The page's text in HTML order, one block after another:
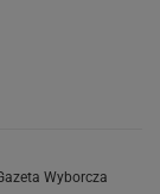
Wyborcza